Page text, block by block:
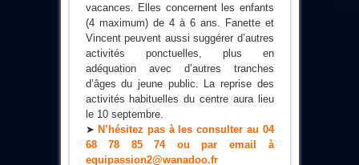
vacances. Elles concernent les enfants
(4 maximum) de 4 à 6 ans. Fanette et
Vincent peuvent aussi suggérer d’autres
activités ponctuelles, plus en
adéquation avec d’autres tranches
d’âges du jeune public. La reprise des
activités habituelles du centre aura lieu
le 10 septembre.
➤ N’hésitez pas à les consulter au 04
68 78 85 74 ou par email à
equipassion2@wanadoo.fr